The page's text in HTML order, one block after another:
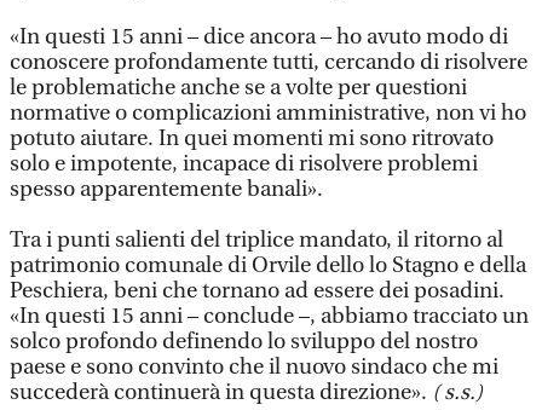
«In questi 15 anni – dice ancora – ho avuto modo di
conoscere profondamente tutti, cercando di risolvere
le problematiche anche se a volte per questioni
normative o complicazioni amministrative, non vi ho
potuto aiutare. In quei momenti mi sono ritrovato
solo e impotente, incapace di risolvere problemi
spesso apparentemente banali».
Tra i punti salienti del triplice mandato, il ritorno al
patrimonio comunale di Orvile dello lo Stagno e della
Peschiera, beni che tornano ad essere dei posadini.
«In questi 15 anni – conclude –, abbiamo tracciato un
solco profondo definendo lo sviluppo del nostro
paese e sono convinto che il nuovo sindaco che mi
succederà continuerà in questa direzione». ( s.s.)